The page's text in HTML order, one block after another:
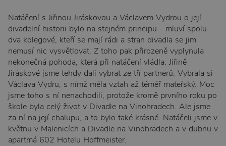
Natáčení s Jiřinou Jiráskovou a Václavem Vydrou o její
divadelní historii bylo na stejném principu - mluví spolu
dva kolegové, kteří se mají rádi a stran divadla se jim
nemusí nic vysvětlovat. Z toho pak přirozeně vyplynula
nekonečná pohoda, která při natáčení vládla. Jiřině
Jiráskové jsme tehdy dali vybrat ze tří partnerů. Vybrala si
Václava Vydru, s nímž měla vztah až téměř mateřský. Moc
jsme toho s ní nenachodili, protože kromě prvního roku po
škole byla celý život v Divadle na Vinohradech. Ale jsme
za ní na její chalupu, a to bylo také krásné. Natáčeli jsme v
květnu v Malenicích a Divadle na Vinohradech a v dubnu v
apartmá 602 Hotelu Hoffmeister.